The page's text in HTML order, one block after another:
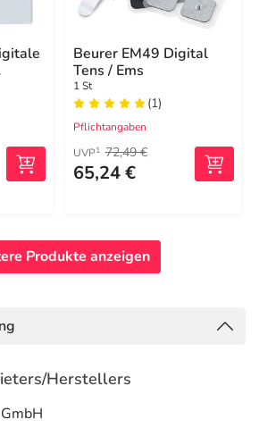
Beurer EM49 Digital
Tens / Ems
1 St
(1)
Pflichtangaben
UVP1 72,49 €
65,24 €
Produkte anzeigen
Herstellers